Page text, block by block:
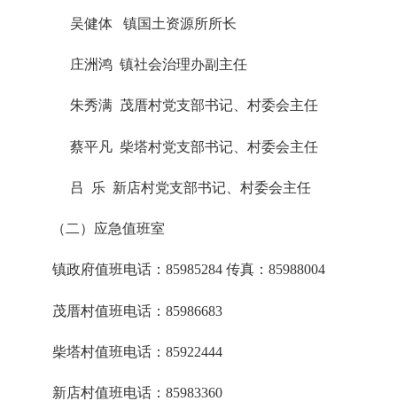
吴健体 镇国土资源所所长
庄洲鸿 镇社会治理办副主任
朱秀满 茂厝村党支部书记、村委会主任
蔡平凡 柴塔村党支部书记、村委会主任
吕 乐 新店村党支部书记、村委会主任
（二）应急值班室
镇政府值班电话：85985284传真：85988004
茂厝村值班电话：85986683
柴塔村值班电话：85922444
新店村值班电话：85983360